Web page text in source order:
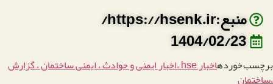
منبع:https://hsenk.ir/
1404/02/23
برچسب خورده اخبار hse ،اخبار ایمنی و حوادث ، ایمنی ساختمان ، گزارش
،ساختمان